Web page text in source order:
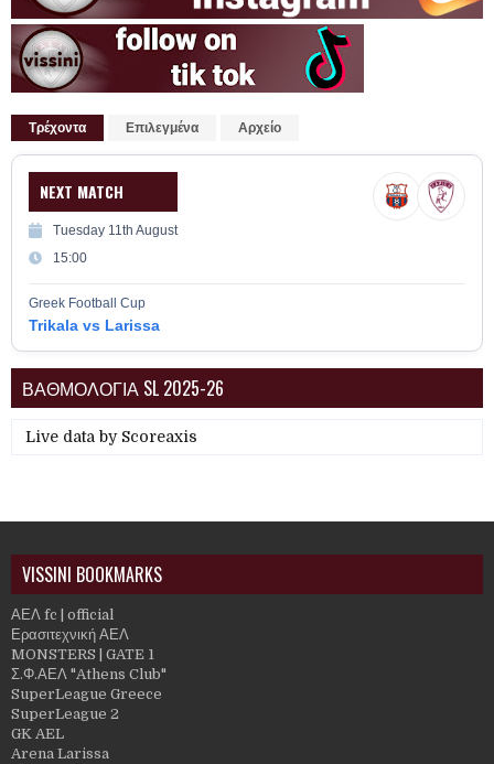
Τρέχοντα Επιλεγμένα Αρχείο
NEXT MATCH
Tuesday 11th August
15:00
Greek Football Cup
Trikala vs Larissa
ΒΑΘΜΟΛΟΓΙΑ SL 2025-26
Live data by Scoreaxis
VISSINI BOOKMARKS
ΑΕΛ fc | official
Ερασιτεχνική ΑΕΛ
MONSTERS | GATE 1
Σ.Φ.ΑΕΛ "Athens Club"
SuperLeague Greece
SuperLeague 2
GK AEL
Arena Larissa